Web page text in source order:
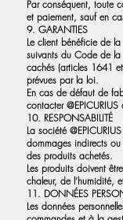
Par conséquent, toute
et paiement, sauf en
9. GARANTIES
Le client bénéficie de
suivants du Code de
cachés (articles 1641
prévues par la loi.
En cas de défaut de
contacter
10. RESPONSABILITÉ
La société
dommages indirects
des produits achetés.
Les produits doivent
chaleur, de l’humidité,
11. DONNÉES
Les données